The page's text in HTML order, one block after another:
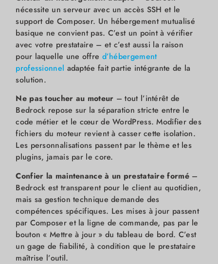
nécessite un serveur avec un accès SSH et le
support de Composer. Un hébergement mutualisé
basique ne convient pas. C’est un point à vérifier
avec votre prestataire – et c’est aussi la raison
pour laquelle une offre d’hébergement
professionnel adaptée fait partie intégrante de la
solution.
Ne pas toucher au moteur – tout l’intérêt de
Bedrock repose sur la séparation stricte entre le
code métier et le cœur de WordPress. Modifier des
fichiers du moteur revient à casser cette isolation.
Les personnalisations passent par le thème et les
plugins, jamais par le core.
Confier la maintenance à un prestataire formé–
Bedrock est transparent pour le client au quotidien,
mais sa gestion technique demande des
compétences spécifiques. Les mises à jour passent
par Composer et la ligne de commande, pas par le
bouton « Mettre à jour » du tableau de bord. C’est
un gage de fiabilité, à condition que le prestataire
maîtrise l’outil.